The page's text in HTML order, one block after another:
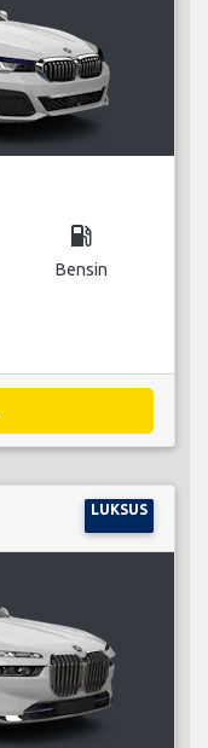
local_gas_station
Bensin
LUKSUS